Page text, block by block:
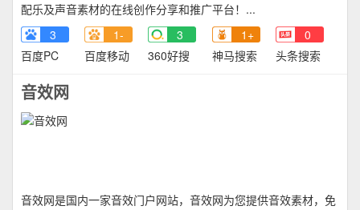
配乐及声音素材的在线创作分享和推广平台！...
3
百度PC
1-
百度移动
3
360好搜
1+
神马搜索
0
头条搜索
音效网
音效网是国内一家音效门户网站，音效网为您提供音效素材，免